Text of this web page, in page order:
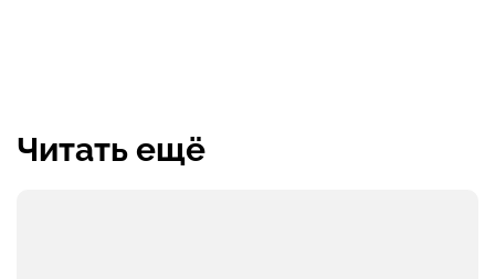
Читать ещё